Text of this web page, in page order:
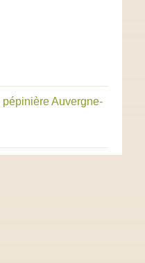
pépinière Auvergne-